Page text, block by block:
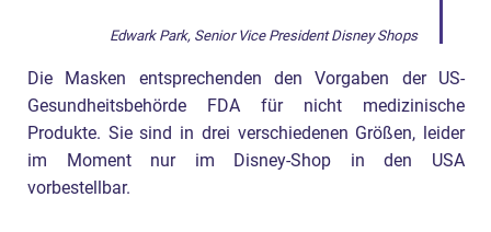
Edwark Park, Senior Vice President Disney Shops
Die Masken entsprechenden den Vorgaben der US-
Gesundheitsbehörde FDA für nicht medizinische
Produkte. Sie sind in drei verschiedenen Größen, leider
im Moment nur im Disney-Shop in den USA
vorbestellbar.